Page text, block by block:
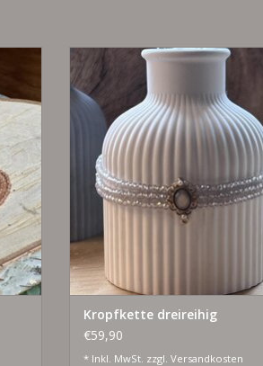
nach Maß und Wunsch
ZUM WARENKORB HINZUFÜGEN
Kropfkette dreireihig
€59,90
* Inkl. MwSt. zzgl. Versandkosten